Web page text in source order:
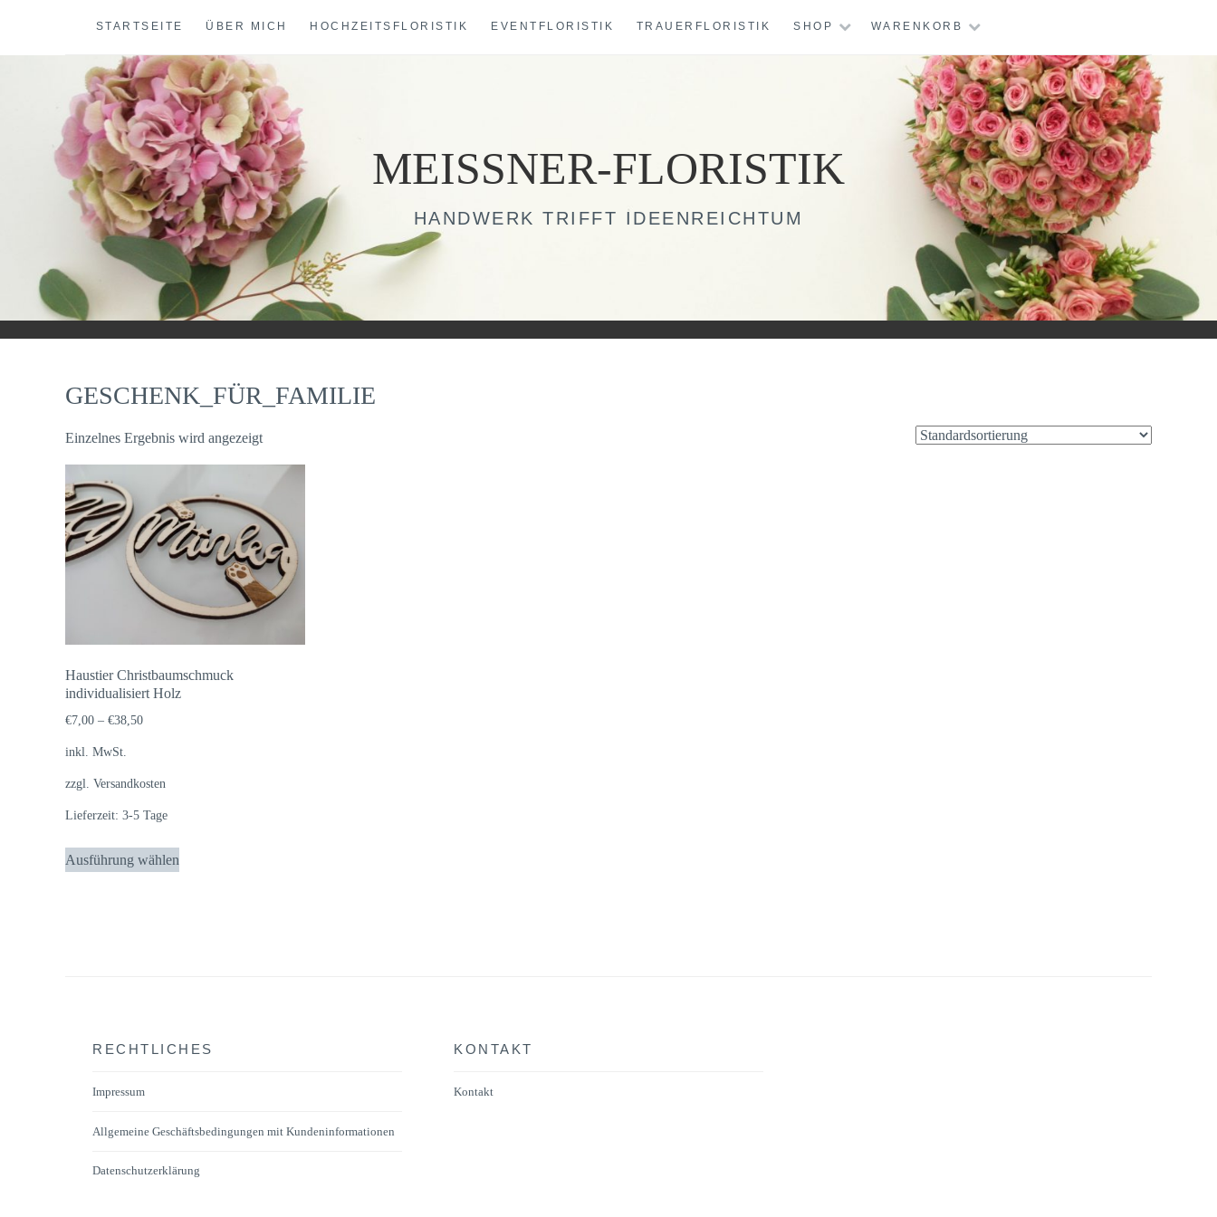
content
STARTSEITE ÜBER MICH HOCHZEITSFLORISTIK EVENTFLORISTIK TRAUERFLORISTIK SHOP WARENKORB
MEISSNER-FLORISTIK
HANDWERK TRIFFT IDEENREICHTUM
GESCHENK_FÜR_FAMILIE
Einzelnes Ergebnis wird angezeigt
Haustier Christbaumschmuck
individualisiert Holz
€7,00 – €38,50
inkl. MwSt.
zzgl. Versandkosten
Lieferzeit: 3-5 Tage
Ausführung wählen
Dieses
Produkt
gewählt
RECHTLICHES
Impressum
Allgemeine Geschäftsbedingungen mit Kundeninformationen
Datenschutzerklärung
KONTAKT
Kontakt